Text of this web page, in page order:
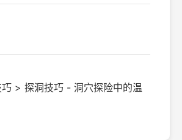
> 探洞技巧 - 洞穴探险中的温